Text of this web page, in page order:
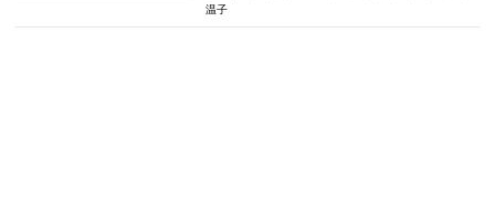
温子